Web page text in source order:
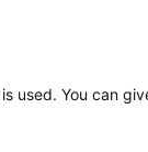
publiceren
You can